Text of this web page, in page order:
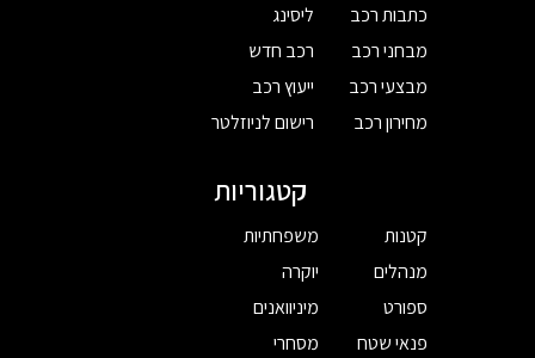
כתבות רכב
מבחני רכב
מבצעי רכב
מחירון רכב
ליסינג
רכב חדש
ייעוץ רכב
רישום לניוזלטר
קטגוריות
קטנות
מנהלים
ספורט
פנאי שטח
משפחתיות
יוקרה
מיניוואנים
מסחרי